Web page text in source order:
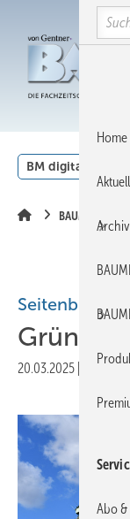
Hauptinhalt
Hauptmenü
SiteSearch
BM digital
BAUMETALL-
Seitenblick
20.03.2025
Home
Archiv
Abo &